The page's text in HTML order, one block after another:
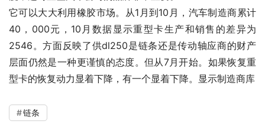
它可以大大利用橡胶市场。从1月到10月，汽车制造商累计
40，000元，10月数据显示重型卡生产和销售的差异为
2546。方面反映了供dl250是链条还是传动轴应商的财产
层面仍然是一种更谨慎的态度。但从7月开始。如果恢复重
型卡的恢复动力显着下降，有一个显着下降。显示制造商库
链条